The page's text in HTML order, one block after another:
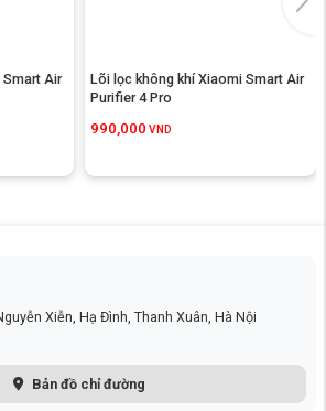
màu trắng tinh tế phù hợp với mọi phong
đến hiện đại.
Air
Lõi lọc không khí Xiaomi Smart Air
Purifier 4 Pro
990,000 VND
Xiễn, Hạ Đình, Thanh Xuân, Hà Nội
Bản đồ chỉ đường